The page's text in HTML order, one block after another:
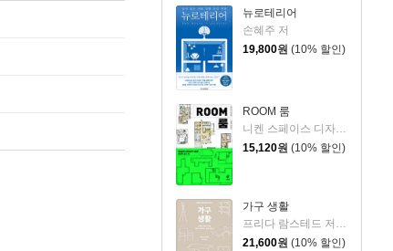
뉴로테리어
손혜주 저
19,800원 (10% 할인)
ROOM 룸
니켄 스페이스 디자인 저/김미화 역
15,120원 (10% 할인)
가구 생활
프리다 람스테드 저/김난령 역
21,600원 (10% 할인)